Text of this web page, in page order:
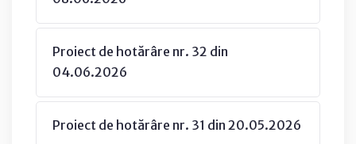
Proiect de hotărâre nr. 32 din
04.06.2026
Proiect de hotărâre nr. 31 din 20.05.2026